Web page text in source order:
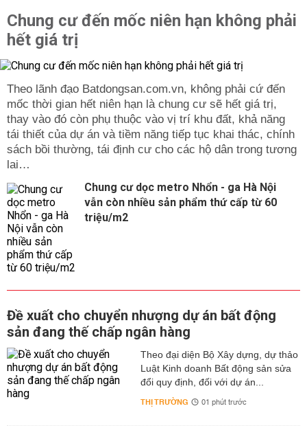
Chung cư đến mốc niên hạn không phải
hết giá trị
Theo lãnh đạo Batdongsan.com.vn, không phải cứ đến
mốc thời gian hết niên hạn là chung cư sẽ hết giá trị,
thay vào đó còn phụ thuộc vào vị trí khu đất, khả năng
tái thiết của dự án và tiềm năng tiếp tục khai thác, chính
sách bồi thường, tái định cư cho các hộ dân trong tương
lai…
Chung cư dọc metro Nhổn - ga Hà Nội
vẫn còn nhiều sản phẩm thứ cấp từ 60
triệu/m2
Đề xuất cho chuyển nhượng dự án bất động
sản đang thế chấp ngân hàng
Theo đại diện Bộ Xây dựng, dự thảo
Luật Kinh doanh Bất động sản sửa
đổi quy định, đối với dự án...
THỊ TRƯỜNG 01 phút trước